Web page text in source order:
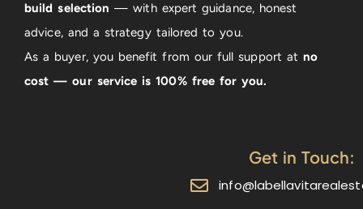
build selection — with expert guidance, honest
advice, and a strategy tailored to you.
As a buyer, you benefit from our full support at no
cost — our service is 100% free for you.
Get in Touch: